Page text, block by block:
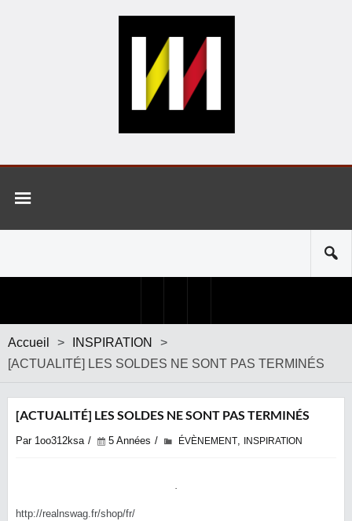
Accueil > INSPIRATION
>
[ACTUALITÉ] LES SOLDES NE SONT PAS TERMINÉS
[ACTUALITÉ] LES SOLDES NE SONT PAS TERMINÉS
Par 1oo312ksa 5 Années ÉVÈNEMENT, INSPIRATION
http://realnswag.fr/shop/fr/